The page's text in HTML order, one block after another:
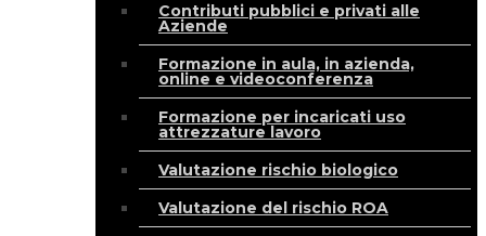
Contributi pubblici e privati alle
Aziende
Formazione in aula, in azienda,
online e videoconferenza
Formazione per incaricati uso
attrezzature lavoro
Valutazione rischio biologico
Valutazione del rischio ROA